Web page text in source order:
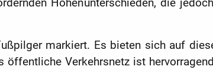
Höhenunterschieden, die
markiert. Es bieten sich auf
öffentliche Verkehrsnetz ist